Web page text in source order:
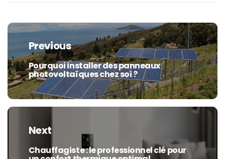
Navigation
de
l’article
Previous
Previous
post:
Pourquoi installer des panneaux
photovoltaïques chez soi ?
Next
Next
Chauffagiste : le professionnel clé pour